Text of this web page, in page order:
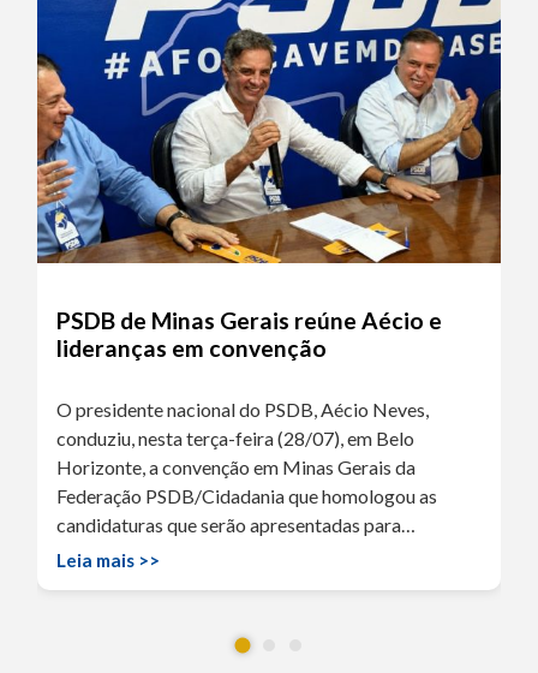
PSDB de Minas Gerais reúne Aécio e
lideranças em convenção
O presidente nacional do PSDB, Aécio Neves,
conduziu, nesta terça-feira (28/07), em Belo
Horizonte, a convenção em Minas Gerais da
Federação PSDB/Cidadania que homologou as
candidaturas que serão apresentadas para…
Leia mais >>